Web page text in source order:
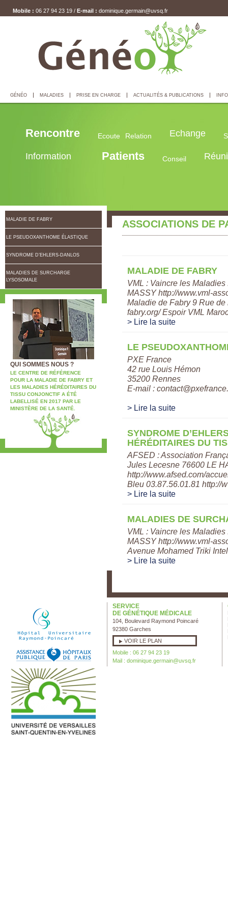
Mobile : 06 27 94 23 19 / E-mail : dominique.germain@uvsq.fr
GÉNÉO MALADIES PRISE EN CHARGE ACTUALITÉS & PUBLICATIONS
Rencontre Ecoute Relation Echange
Information Patients Conseil
MALADIE DE FABRY
LE PSEUDOXANTHOME ÉLASTIQUE
SYNDROME D’EHLERS-DANLOS
MALADIES DE SURCHARGE
LYSOSOMALE
QUI SOMMES NOUS ?
LE CENTRE DE RÉFÉRENCE
POUR LA MALADIE DE FABRY ET
LES MALADIES HÉRÉDITAIRES DU
TISSU CONJONCTIF A ÉTÉ
LABELLISÉ EN 2017 PAR LE
MINISTÈRE DE LA SANTÉ.
ASSOCIATIONS DE
MALADIE DE FABRY
VML : Vaincre les
MASSY http://www.vml-
Maladie de Fabry 9 Rue
fabry.org/ Espoir VML
> Lire la suite
LE
PXE France
42 rue Louis Hémon
35200 Rennes
E-mail :
> Lire la suite
SYNDROME
HÉRÉDITAIRES DU
AFSED : Association
Jules Lecesne 76600 LE
http://www.afsed.com/
Bleu 03.87.56.01.81 http://
> Lire la suite
MALADIES DE
VML : Vaincre les
MASSY http://www.vml-
Avenue Mohamed Triki
> Lire la suite
SERVICE
DE GÉNÉTIQUE MÉDICALE
104, Boulevard Raymond Poincaré
92380 Garches
VOIR LE PLAN
Mobile : 06 27 94 23 19
Mail : dominique.germain@uvsq.fr